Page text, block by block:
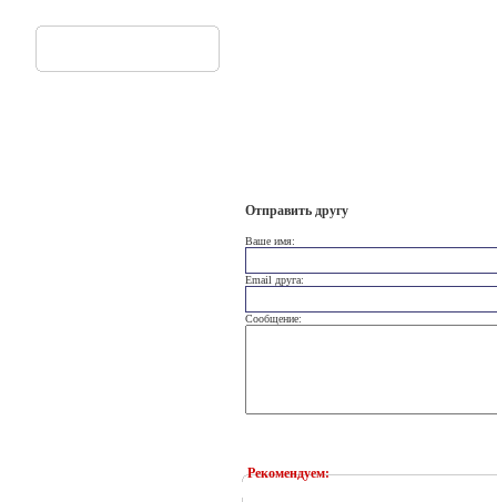
Отправить другу
Ваше имя:
Email друга:
Сообщение:
Рекомендуем: